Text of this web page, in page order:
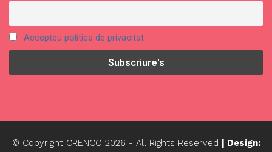
Accepteu política de privacitat
© Copyright CRENCO 2026 - All Rights Reserved | Design: